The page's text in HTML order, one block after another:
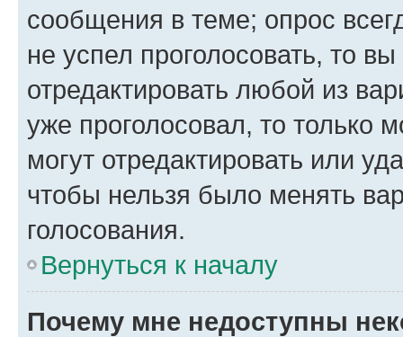
сообщения в теме; опрос
не успел проголосовать, то
отредактировать любой из
уже проголосовал, то только
могут отредактировать или
чтобы нельзя было менять
голосования.
Вернуться к началу
Почему мне недоступны